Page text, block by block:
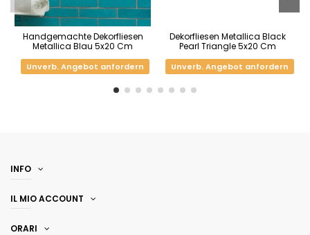
Handgemachte Dekorfliesen
Metallica Blau 5x20 Cm
Unverb. Angebot anfordern
Dekorfliesen Metallica Black
Pearl Triangle 5x20 Cm
Unverb. Angebot anfordern
INFO
IL MIO ACCOUNT
ORARI